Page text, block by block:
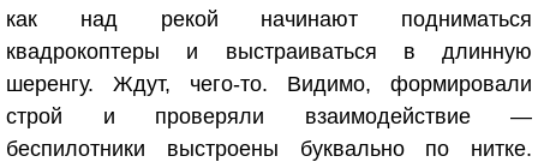
как над рекой начинают подниматься
квадрокоптеры и выстраиваться в длинную
шеренгу. Ждут, чего-то. Видимо, формировали
строй и проверяли взаимодействие —
беспилотники выстроены буквально по нитке.